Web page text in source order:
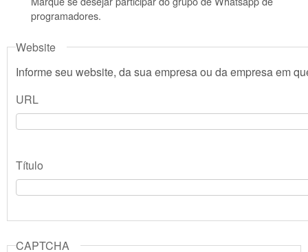
programadores.
Website
Informe seu website, da sua empresa ou da empresa em
URL
Título
CAPTCHA